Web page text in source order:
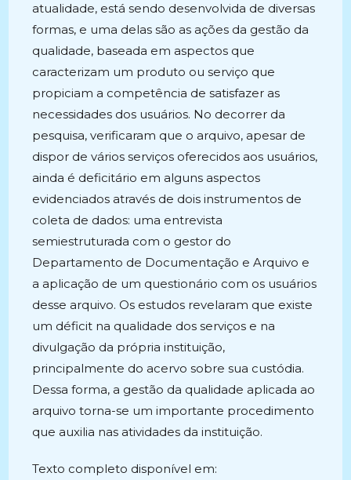
atualidade, está sendo desenvolvida de diversas
formas, e uma delas são as ações da gestão da
qualidade, baseada em aspectos que
caracterizam um produto ou serviço que
propiciam a competência de satisfazer as
necessidades dos usuários. No decorrer da
pesquisa, verificaram que o arquivo, apesar de
dispor de vários serviços oferecidos aos usuários,
ainda é deficitário em alguns aspectos
evidenciados através de dois instrumentos de
coleta de dados: uma entrevista
semiestruturada com o gestor do
Departamento de Documentação e Arquivo e
a aplicação de um questionário com os usuários
desse arquivo. Os estudos revelaram que existe
um déficit na qualidade dos serviços e na
divulgação da própria instituição,
principalmente do acervo sobre sua custódia.
Dessa forma, a gestão da qualidade aplicada ao
arquivo torna-se um importante procedimento
que auxilia nas atividades da instituição.
Texto completo disponível em: